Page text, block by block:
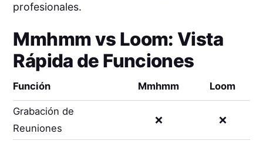
profesionales.
Mmhmmvs Loom: Vista
Rápida de Funciones
Función Mmhmm Loom
Grabación de
Reuniones
❌ ❌